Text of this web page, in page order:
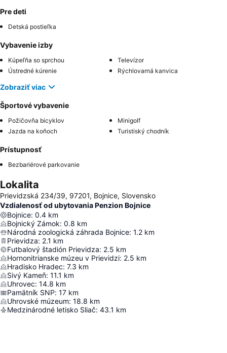
Pre deti
Detská postieľka
Vybavenie izby
Kúpeľňa so sprchou
Televízor
Ústredné kúrenie
Rýchlovarná kanvica
Zobraziť viac
Športové vybavenie
Požičovňa bicyklov
Minigolf
Jazda na koňoch
Turistiský chodník
Prístupnosť
Bezbariérové parkovanie
Lokalita
Prievidzská 234/39, 97201, Bojnice, Slovensko
Vzdialenosť od ubytovania Penzion Bojnice
Bojnice: 0.4 km
Bojnický Zámok: 0.8 km
Národná zoologická záhrada Bojnice: 1.2 km
Prievidza: 2.1 km
Futbalový štadión Prievidza: 2.5 km
Hornonitrianske múzeu v Prievidzi: 2.5 km
Hradisko Hradec: 7.3 km
Sivý Kameň: 11.1 km
Uhrovec: 14.8 km
Pamätník SNP: 17 km
Uhrovské múzeum: 18.8 km
Medzinárodné letisko Sliač: 43.1 km